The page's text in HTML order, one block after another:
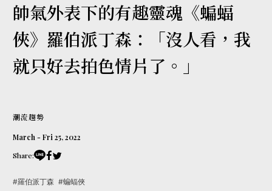
帥氣外表下的有趣靈魂《蝙蝠
俠》羅伯派丁森：「沒人看，我
就只好去拍色情片了。」
潮流趨勢
March - Fri 25, 2022
Share:
#羅伯派丁森 #蝙蝠俠